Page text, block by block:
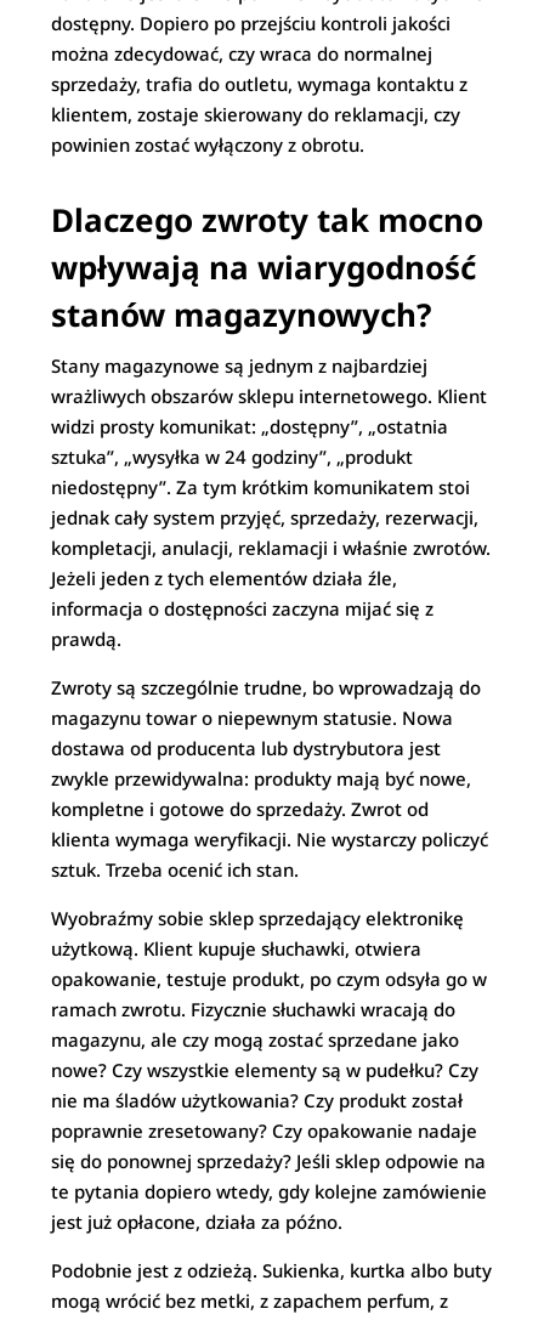
dostępny. Dopiero po przejściu kontroli jakości
można zdecydować, czy wraca do normalnej
sprzedaży, trafia do outletu, wymaga kontaktu z
klientem, zostaje skierowany do reklamacji, czy
powinien zostać wyłączony z obrotu.
Dlaczego zwroty tak mocno
wpływają na wiarygodność
stanów magazynowych?
Stany magazynowe są jednym z najbardziej
wrażliwych obszarów sklepu internetowego. Klient
widzi prosty komunikat: „dostępny”, „ostatnia
sztuka”, „wysyłka w 24 godziny”, „produkt
niedostępny”. Za tym krótkim komunikatem stoi
jednak cały system przyjęć, sprzedaży, rezerwacji,
kompletacji, anulacji, reklamacji i właśnie zwrotów.
Jeżeli jeden z tych elementów działa źle,
informacja o dostępności zaczyna mijać się z
prawdą.
Zwroty są szczególnie trudne, bo wprowadzają do
magazynu towar o niepewnym statusie. Nowa
dostawa od producenta lub dystrybutora jest
zwykle przewidywalna: produkty mają być nowe,
kompletne i gotowe do sprzedaży. Zwrot od
klienta wymaga weryfikacji. Nie wystarczy policzyć
sztuk. Trzeba ocenić ich stan.
Wyobraźmy sobie sklep sprzedający elektronikę
użytkową. Klient kupuje słuchawki, otwiera
opakowanie, testuje produkt, po czym odsyła go w
ramach zwrotu. Fizycznie słuchawki wracają do
magazynu, ale czy mogą zostać sprzedane jako
nowe? Czy wszystkie elementy są w pudełku? Czy
nie ma śladów użytkowania? Czy produkt został
poprawnie zresetowany? Czy opakowanie nadaje
się do ponownej sprzedaży? Jeśli sklep odpowie na
te pytania dopiero wtedy, gdy kolejne zamówienie
jest już opłacone, działa za późno.
Podobnie jest z odzieżą. Sukienka, kurtka albo buty
mogą wrócić bez metki, z zapachem perfum, z